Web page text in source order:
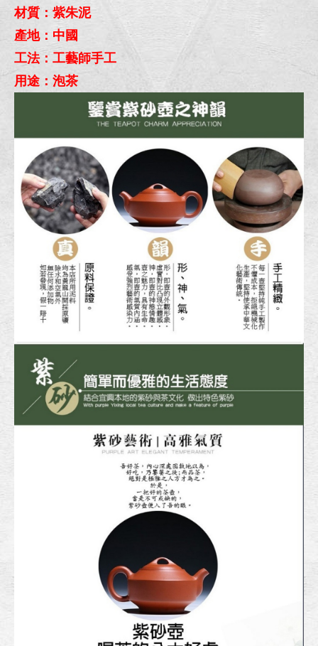
材質：紫朱泥
產地：中國
工法：工藝師手工
用途：泡茶